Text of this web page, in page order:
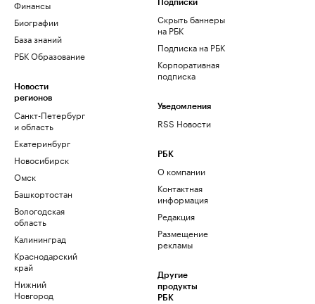
Финансы
Биографии
База знаний
РБК Образование
Новости
регионов
Санкт-Петербург
и область
Екатеринбург
Новосибирск
Омск
Башкортостан
Вологодская
область
Калининград
Краснодарский
край
Нижний
Новгород
Подписки
Скрыть баннеры
на РБК
Подписка на РБК
Корпоративная
подписка
Уведомления
RSS Новости
РБК
О компании
Контактная
информация
Редакция
Размещение
рекламы
Другие
продукты
РБК